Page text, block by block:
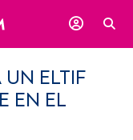
ELTIF
EN EL